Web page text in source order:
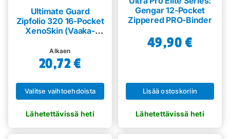
Ultimate Guard
Zipfolio 320 16-Pocket
XenoSkin (Vaaka-
Alkaen
20,72€
Valitse vaihtoehdoista
tuotteella
on
Gengar 12-Pocket
Zippered PRO-Binder
49,90€
Lisää ostoskoriin